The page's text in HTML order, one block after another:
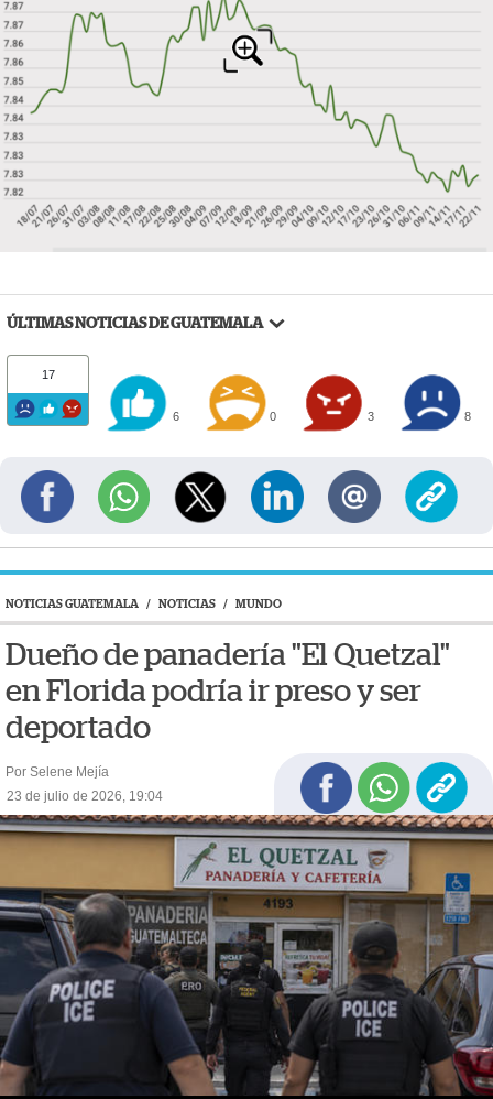
ÚLTIMAS NOTICIAS DE GUATEMALA
17
6 0 3 8
NOTICIAS GUATEMALA / NOTICIAS / MUNDO
Dueño de panadería "El Quetzal"
en Florida podría ir preso y ser
deportado
Por Selene Mejía
23 de julio de 2026, 19:04